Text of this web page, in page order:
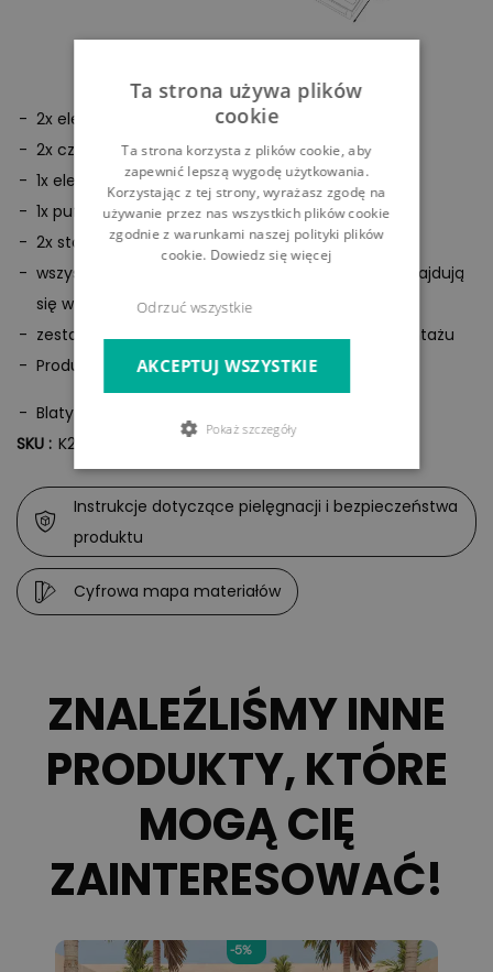
2x element narożnikowy
2x część środkowa
1x element narożnikowy
1x puf
2x stolik
wszystkie przedstawione na zdjęciach pokrycia znajdują
się w zestawie
zestaw przeznaczony jest do samodzielnego montażu
Produkt podobny do wizualizacji
Blaty stołowe: HPL (laminat wysokociśnieniowy)
SKU : K23816
Instrukcje dotyczące pielęgnacji i bezpieczeństwa
produktu
Cyfrowa mapa materiałów
ZNALEŹLIŚMY INNE
PRODUKTY, KTÓRE
MOGĄ CIĘ
ZAINTERESOWAĆ!
-5%
Ta strona używa plików
cookie
Ta strona korzysta z plików cookie, aby
zapewnić lepszą wygodę użytkowania.
Korzystając z tej strony, wyrażasz zgodę na
używanie przez nas wszystkich plików cookie
zgodnie z warunkami naszej polityki plików
cookie. Dowiedz się więcej
AKCEPTUJ WSZYSTKIE
Odrzuć wszystkie
Pokaż szczegóły